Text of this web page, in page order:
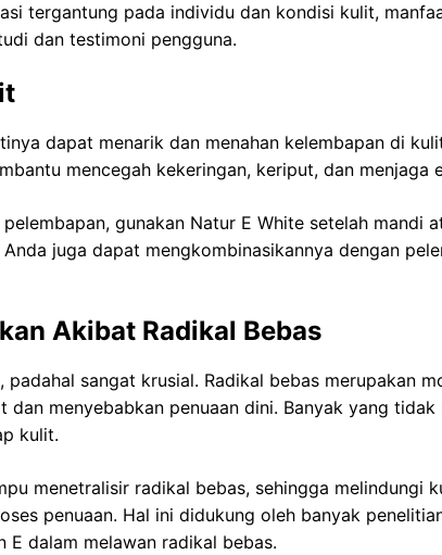
tergantung pada individu dan kondisi kulit,
dan testimoni pengguna.
dapat menarik dan menahan kelembapan di
mencegah kekeringan, keriput, dan menjaga
gunakan Natur E White setelah mandi
juga dapat mengkombinasikannya dengan
Akibat Radikal Bebas
sangat krusial. Radikal bebas merupakan
dan menyebabkan penuaan dini. Banyak yang
kulit.
menetralisir radikal bebas, sehingga melindungi
penuaan. Hal ini didukung oleh banyak
dalam melawan radikal bebas.